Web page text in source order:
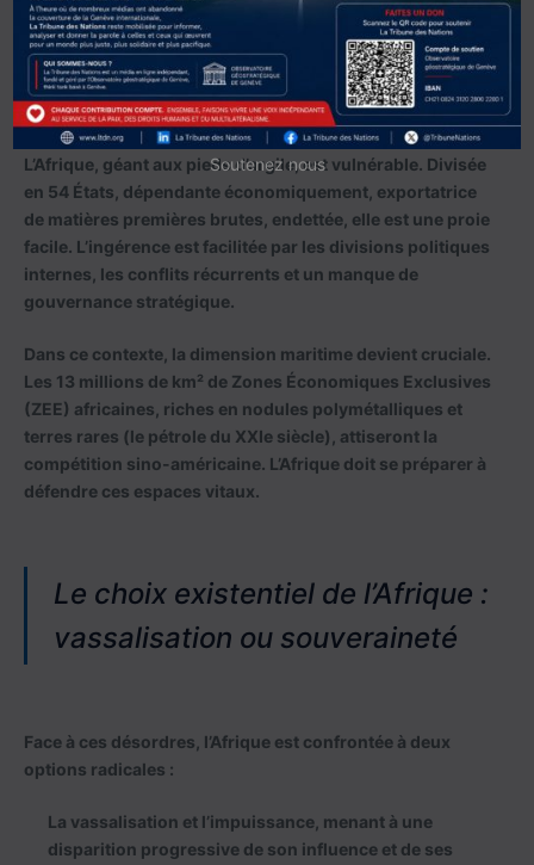
une norme à un État souverain contre sa volonté. La paix
ne naît pas des traités, mais de l’équilibre des puissances.
La vulnérabilité stratégique de l’Afrique
L’Afrique, géant aux pieds d’argile, est vulnérable. Divisée
en 54 États, dépendante économiquement, exportatrice
de matières premières brutes, endettée, elle est une proie
facile. L’ingérence est facilitée par les divisions politiques
internes, les conflits récurrents et un manque de
gouvernance stratégique.
Dans ce contexte, la dimension maritime devient cruciale.
Les 13 millions de km² de Zones Économiques Exclusives
(ZEE) africaines, riches en nodules polymétalliques et
terres rares (le pétrole du XXIe siècle), attiseront la
compétition sino-américaine. L’Afrique doit se préparer à
défendre ces espaces vitaux.
Le choix existentiel de l’Afrique :
vassalisation ou souveraineté
Face à ces désordres, l’Afrique est confrontée à deux
options radicales :
La vassalisation et l’impuissance , menant à une
disparition progressive de son influence et de ses
Soutenez nous